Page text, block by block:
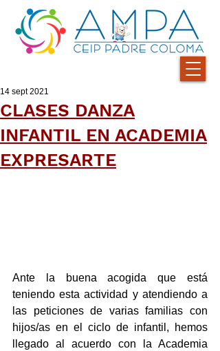
CLASES DANZA
INFANTIL EN ACADEMIA
EXPRESARTE
14 sept 2021
Ante la buena acogida que está
teniendo esta actividad y atendiendo a
las peticiones de varias familias con
hijos/as en el ciclo de infantil, hemos
llegado al acuerdo con la Academia